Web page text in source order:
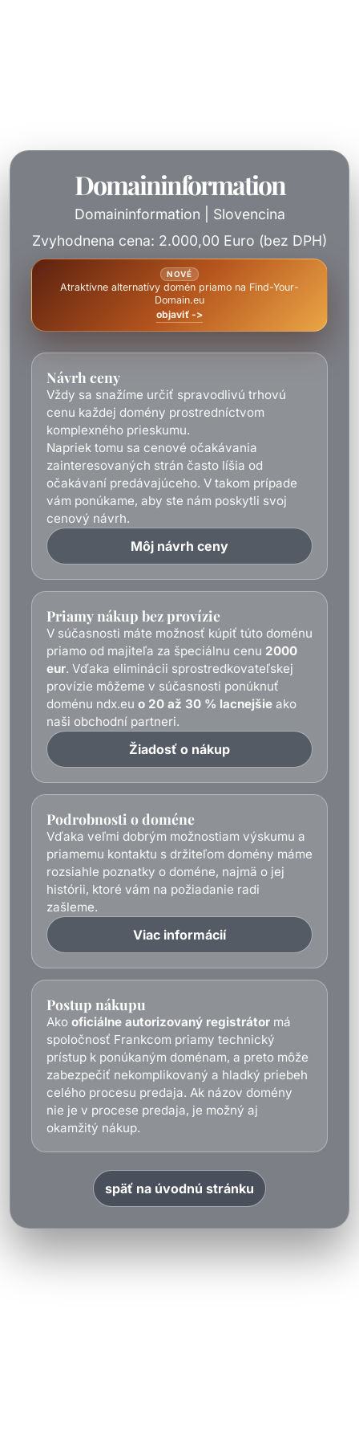
Domaininformation
Domaininformation | Slovencina
Zvyhodnena cena: 2.000,00 Euro (bez DPH)
NOVÉ
Atraktívne alternatívy domén priamo na Find-Your-
Domain.eu
objaviť ->
Návrh ceny
Vždy sa snažíme určiť spravodlivú trhovú
cenu každej domény prostredníctvom
komplexného prieskumu.
Napriek tomu sa cenové očakávania
zainteresovaných strán často líšia od
očakávaní predávajúceho. V takom prípade
vám ponúkame, aby ste nám poskytli svoj
cenový návrh.
Môj návrh ceny
Priamy nákup bez provízie
V súčasnosti máte možnosť kúpiť túto doménu
priamo od majiteľa za špeciálnu cenu 2000
eur. Vďaka eliminácii sprostredkovateľskej
provízie môžeme v súčasnosti ponúknuť
doménu ndx.eu o 20 až 30 % lacnejšie ako
naši obchodní partneri.
Žiadosť o nákup
Podrobnosti o doméne
Vďaka veľmi dobrým možnostiam výskumu a
priamemu kontaktu s držiteľom domény máme
rozsiahle poznatky o doméne, najmä o jej
histórii, ktoré vám na požiadanie radi
zašleme.
Viac informácií
Postup nákupu
Ako oficiálne autorizovaný registrátor má
spoločnosť Frankcom priamy technický
prístup k ponúkaným doménam, a preto môže
zabezpečiť nekomplikovaný a hladký priebeh
celého procesu predaja. Ak názov domény
nie je v procese predaja, je možný aj
okamžitý nákup.
späť na úvodnú stránku